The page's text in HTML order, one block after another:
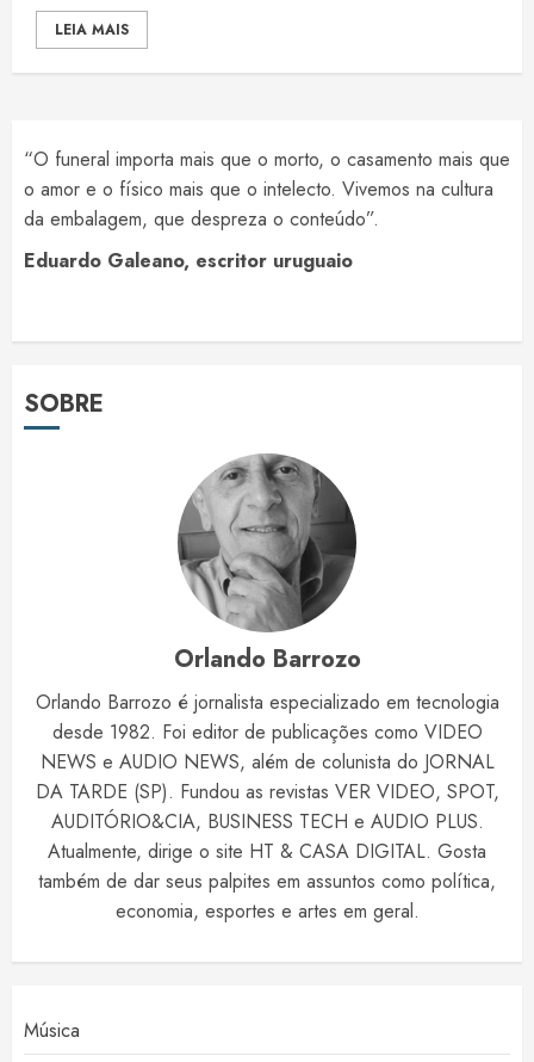
LEIA MAIS
“O funeral importa mais que o morto, o casamento mais que
o amor e o físico mais que o intelecto. Vivemos na cultura
da embalagem, que despreza o conteúdo”.
Eduardo Galeano, escritor uruguaio
SOBRE
Orlando Barrozo
Orlando Barrozo é jornalista especializado em tecnologia
desde 1982. Foi editor de publicações como VIDEO
NEWS e AUDIO NEWS, além de colunista do JORNAL
DA TARDE (SP). Fundou as revistas VER VIDEO, SPOT,
AUDITÓRIO&CIA, BUSINESS TECH e AUDIO PLUS.
Atualmente, dirige o site HT & CASA DIGITAL. Gosta
também de dar seus palpites em assuntos como política,
economia, esportes e artes em geral.
Música